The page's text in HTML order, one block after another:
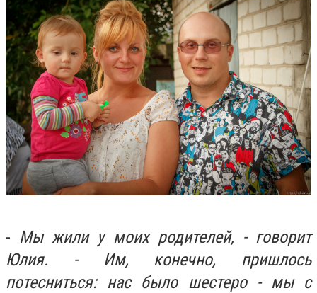
- Мы жили у моих родителей, - говорит
Юлия. - Им, конечно, пришлось
потесниться: нас было шестеро - мы с